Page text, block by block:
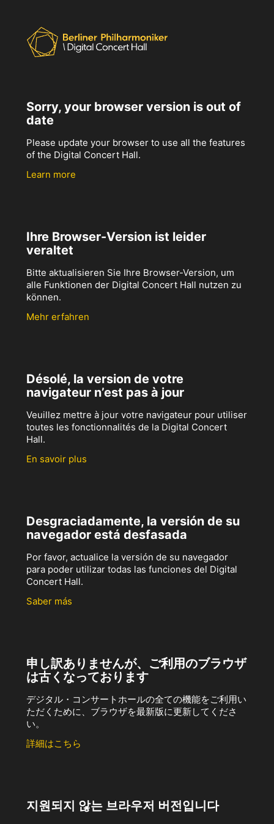
Sorry, your browser version is out of
date
Please update your browser to use all the features
of the Digital Concert Hall.
Learn more
Ihre Browser-Version ist leider
veraltet
Bitte aktualisieren Sie Ihre Browser-Version, um
alle Funktionen der Digital Concert Hall nutzen zu
können.
Mehr erfahren
Désolé, la version de votre
navigateur n’est pas à jour
Veuillez mettre à jour votre navigateur pour utiliser
toutes les fonctionnalités de la Digital Concert
Hall.
En savoir plus
Desgraciadamente, la versión de su
navegador está desfasada
Por favor, actualice la versión de su navegador
para poder utilizar todas las funciones del Digital
Concert Hall.
Saber más
申し訳ありませんが、ご利用のブラウザ
は古くなっております
デジタル・コンサートホールの全ての機能をご利用い
ただくために、ブラウザを最新版に更新してくださ
い。
詳細はこちら
지원되지 않는 브라우저 버전입니다